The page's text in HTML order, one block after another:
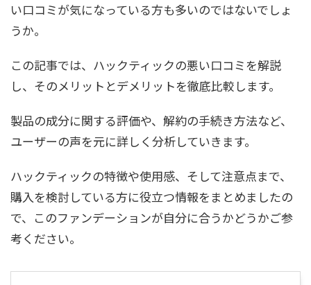
い口コミが気になっている方も多いのではないでしょ
うか。
この記事では、ハックティックの悪い口コミを解説
し、そのメリットとデメリットを徹底比較します。
製品の成分に関する評価や、解約の手続き方法など、
ユーザーの声を元に詳しく分析していきます。
ハックティックの特徴や使用感、そして注意点まで、
購入を検討している方に役立つ情報をまとめましたの
で、このファンデーションが自分に合うかどうかご参
考ください。